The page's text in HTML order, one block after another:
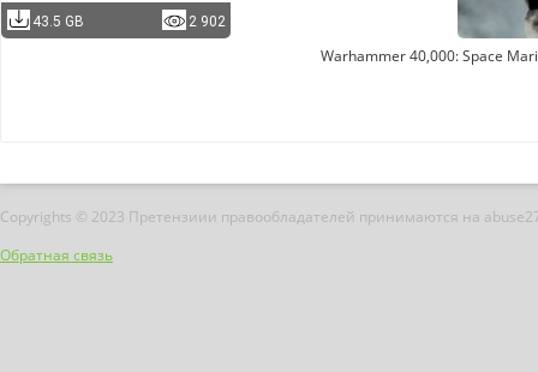
43.5 GB 2 902
Warhammer 40,000: Space
Copyrights © 2023 Претензиии правообладателей принимаются на
Обратная связь